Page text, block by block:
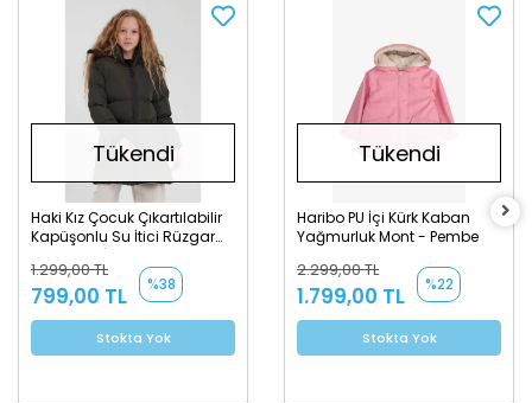
Tükendi
Haki Kız Çocuk Çıkartılabilir
Kapüşonlu Su İtici Rüzgar
Geçirmez İçi Kürklü Uzun
Şişme Mont - Kaban
1.299,00 TL
799,00 TL %38
Stokta Yok
Tükendi
Haribo PU İçi Kürk Kaban
Yağmurluk Mont - Pembe
2.299,00 TL
1.799,00 TL %22
Stokta Yok